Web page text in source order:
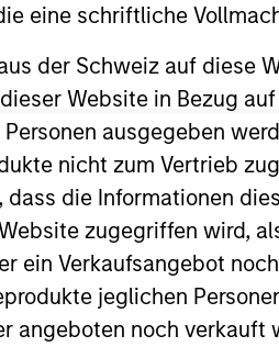
eine schriftliche
der Schweiz auf diese
Website in Bezug
ausgegeben
nicht zum Vertrieb
dass die Informationen
zugegriffen wird,
ein Verkaufsangebot
jeglichen
angeboten noch verkauft
2025. The above is provided
in positive performance (for
are the property of their
owners. By clicking on any links
only as a convenience and the
by us of any information
or your use of such site.